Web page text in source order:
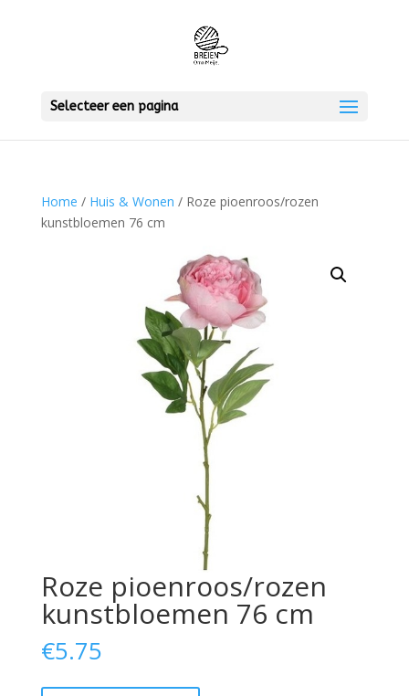
Selecteer een pagina
Home / Huis & Wonen / Roze pioenroos/rozen
kunstbloemen 76 cm
Roze pioenroos/rozen
kunstbloemen 76 cm
€5.75